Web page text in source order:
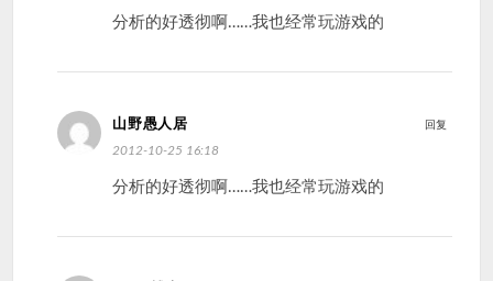
分析的好透彻啊……我也经常玩游戏的
山野愚人居
2012-10-25 16:18
分析的好透彻啊……我也经常玩游戏的
回复